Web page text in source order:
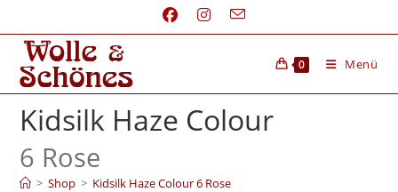
0 Menü
Kidsilk Haze Colour
6 Rose
> Shop > Kidsilk Haze Colour 6 Rose